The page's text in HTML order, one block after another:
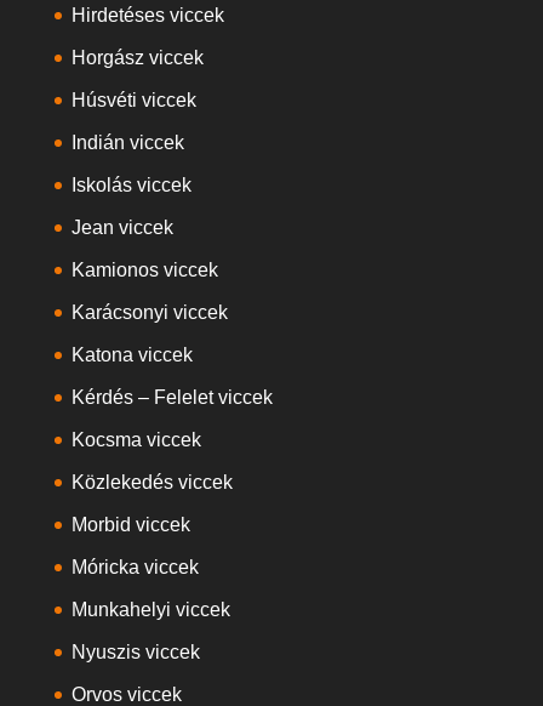
Hirdetéses viccek
Horgász viccek
Húsvéti viccek
Indián viccek
Iskolás viccek
Jean viccek
Kamionos viccek
Karácsonyi viccek
Katona viccek
Kérdés – Felelet viccek
Kocsma viccek
Közlekedés viccek
Morbid viccek
Móricka viccek
Munkahelyi viccek
Nyuszis viccek
Orvos viccek